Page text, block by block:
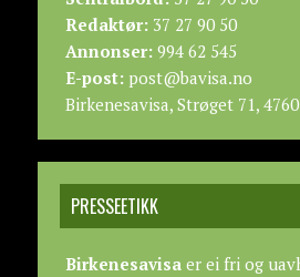
Redaktør:37 27 90 50
Annonser:994 62 545
E-post:post@bavisa.no
Birkenesavisa, Strøget 71,
PRESSEETIKK
Birkenesavisaer ei fri og